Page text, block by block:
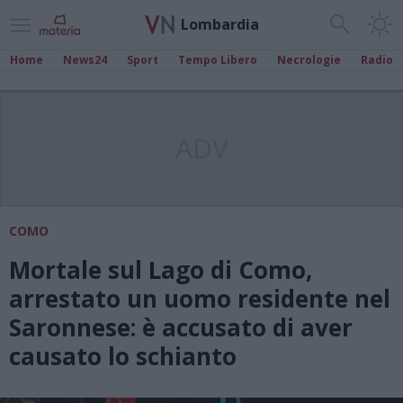
Lombardia
Home News24 Sport Tempo Libero Necrologie Radio
COMO
Mortale sul Lago di Como,
arrestato un uomo residente nel
Saronnese: è accusato di aver
causato lo schianto